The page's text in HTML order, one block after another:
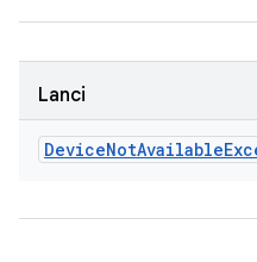
Lanci
DeviceNotAvailable